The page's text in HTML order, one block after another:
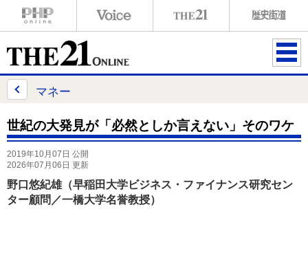
ME
マネー
世紀の大発見が「必然としか言えない」そのワケ
2019年10月07日 公開
2026年07月06日 更新
野口悠紀雄（早稲田大学ビジネス・ファイナンス研究セン
ター顧問／一橋大学名誉教授）